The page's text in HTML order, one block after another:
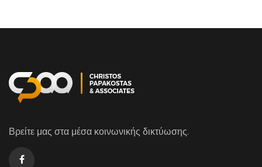
Βρείτε μας στα μέσα κοινωνικής δικτύωσης.